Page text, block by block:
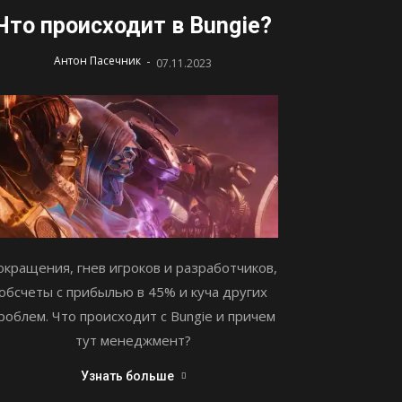
происходит в Bungie?
Антон Пасечник - 07.11.2023
гнев игроков и разработчиков,
с прибылью в 45% и куча других
Что происходит с Bungie и причем
тут менеджмент?
Узнать больше